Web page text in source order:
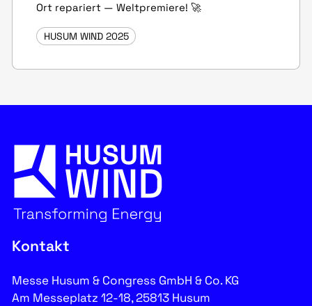
Ort repariert — Weltpremiere! 🚀
HUSUM WIND 2025
Kontakt
Messe Husum & Congress GmbH & Co. KG
Am Messeplatz 12-18, 25813 Husum